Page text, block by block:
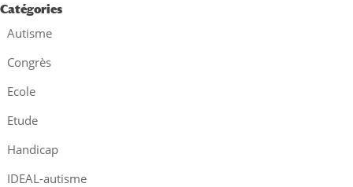
Catégories
Autisme
Congrès
Ecole
Etude
Handicap
IDEAL-autisme